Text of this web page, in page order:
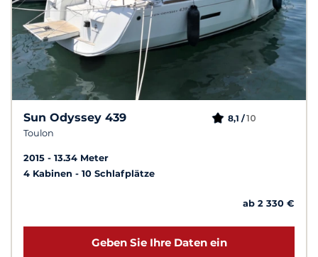
Sun Odyssey 439
Toulon
8,1 /10
2015
13.34 Meter
4 Kabinen
10 Schlafplätze
ab 2 330 €
Geben Sie Ihre Daten ein